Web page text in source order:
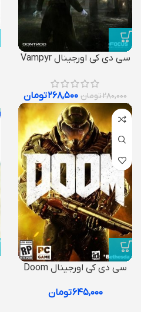
سی دی کی اورجینال Vampyr
۲۸۰,۰۰۰تومان ۲۶۸,۵۰۰تومان
سی دی کی اورجینال Doom
۶۴۵,۰۰۰تومان